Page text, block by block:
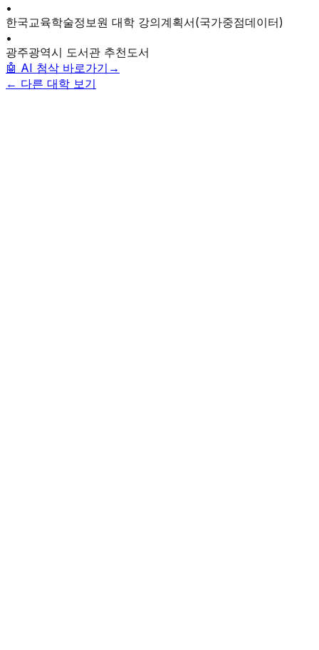
•
한국교육학술정보원 대학 강의계획서(국가중점데이터)
•
광주광역시 도서관 추천도서
🤖 AI 첨삭 바로가기 →
← 다른 대학 보기